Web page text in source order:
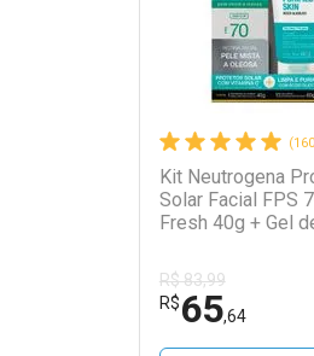
Kit Neutrogena
Solar Facial FPS
Fresh 40g + Gel de
Pele Oleosa 60g
R$ 83,99
R$65,64